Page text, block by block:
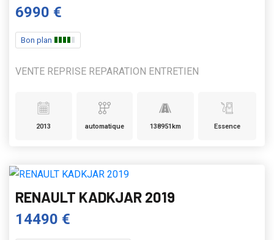
6990 €
Bon plan
VENTE REPRISE REPARATION ENTRETIEN
2013 automatique 138951km Essence
RENAULT KADKJAR 2019
14490 €